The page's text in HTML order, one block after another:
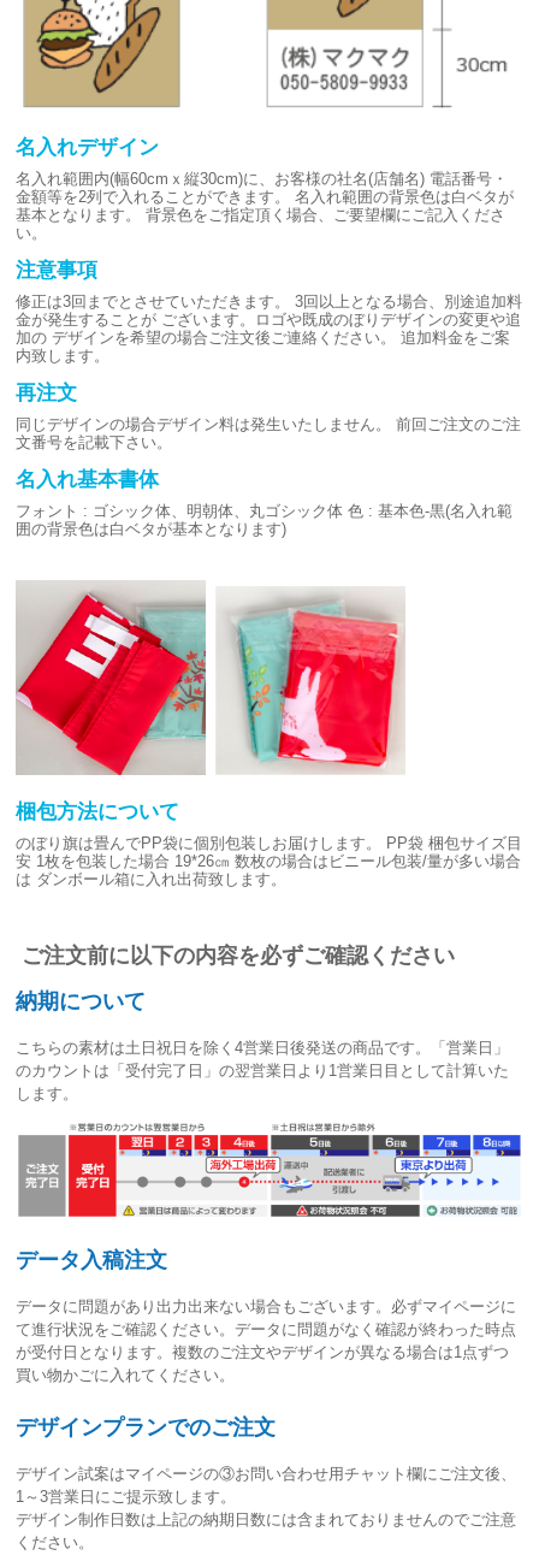
名入れデザイン
名入れ範囲内(幅60cmｘ縦30cm)に、お客様の社名(店舗名) 電話番号・
金額等を2列で入れることができます。
名入れ範囲の背景色は白ベタが
基本となります。
背景色をご指定頂く場合、ご要望欄にご記入くださ
い。
注意事項
修正は3回までとさせていただきます。
3回以上となる場合、別途追加料
金が発生することが ございます。ロゴや既成のぼりデザインの変更や追
加の デザインを希望の場合ご注文後ご連絡ください。
追加料金をご案
内致します。
再注文
同じデザインの場合デザイン料は発生いたしません。
前回ご注文のご注
文番号を記載下さい。
名入れ基本書体
フォント : ゴシック体、明朝体、丸ゴシック体 色 : 基本色-黒(名入れ範
囲の背景色は白ベタが基本となります)
梱包方法について
のぼり旗は畳んでPP袋に個別包装しお届けします。
PP袋 梱包サイズ目
安 1枚を包装した場合 19*26㎝ 数枚の場合はビニール包装/量が多い場合
は ダンボール箱に入れ出荷致します。
ご注文前に以下の内容を必ずご確認ください
納期について
こちらの素材は土日祝日を除く4営業日後発送の商品です。「営業日」
のカウントは「受付完了日」の翌営業日より1営業日目として計算いた
します。
データ入稿注文
データに問題があり出力出来ない場合もございます。必ずマイページに
て進行状況をご確認ください。データに問題がなく確認が終わった時点
が受付日 となります。複数のご注文やデザインが異なる場合は1点ずつ
買い物かごに入れてください。
デザインプランでのご注文
デザイン試案はマイページの③お問い合わせ用チャット欄にご注文後、
1～3営業日 にご提示致します。
デザイン制作日数は上記の納期日数には含まれておりませんのでご注意
ください。